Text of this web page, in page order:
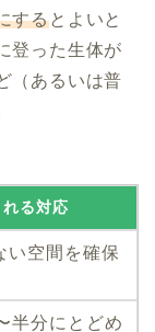
するとよいと
登った生体が
（あるいは普
る対応
い空間を確保
半分にとどめ